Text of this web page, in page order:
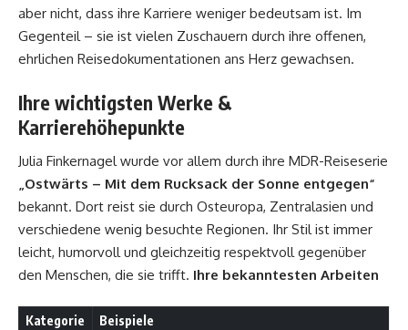
aber nicht, dass ihre Karriere weniger bedeutsam ist. Im
Gegenteil – sie ist vielen Zuschauern durch ihre offenen,
ehrlichen Reisedokumentationen ans Herz gewachsen.
Ihre wichtigsten Werke &
Karrierehöhepunkte
Julia Finkernagel wurde vor allem durch ihre MDR-Reiseserie
„Ostwärts – Mit dem Rucksack der Sonne entgegen“
bekannt. Dort reist sie durch Osteuropa, Zentralasien und
verschiedene wenig besuchte Regionen. Ihr Stil ist immer
leicht, humorvoll und gleichzeitig respektvoll gegenüber
den Menschen, die sie trifft. Ihre bekanntesten Arbeiten
Kategorie Beispiele